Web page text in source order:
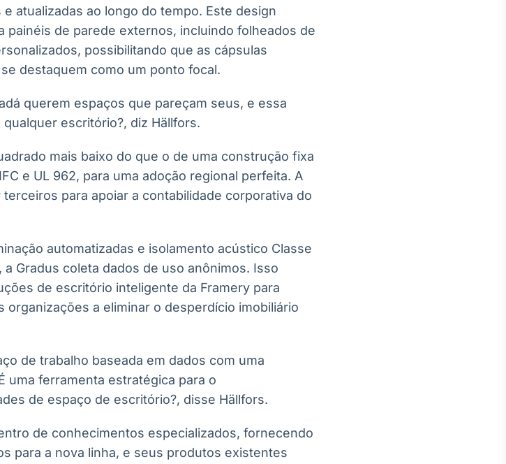
atualizadas ao longo do tempo. Este design
painéis de parede externos, incluindo folheados de
possibilitando que as cápsulas
destaquem como um ponto focal.
querem espaços que pareçam seus, e essa
escritório?, diz Hällfors.
mais baixo do que o de uma construção fixa
e UL 962, para uma adoção regional perfeita. A
para apoiar a contabilidade corporativa do
automatizadas e isolamento acústico Classe
Gradus coleta dados de uso anônimos. Isso
de escritório inteligente da Framery para
organizações a eliminar o desperdício imobiliário
de trabalho baseada em dados com uma
uma ferramenta estratégica para o
de espaço de escritório?, disse Hällfors.
de conhecimentos especializados, fornecendo
para a nova linha, e seus produtos existentes